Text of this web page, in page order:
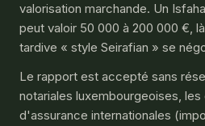
valorisation marchande. Un
peut valoir 50 000 à 200 000 €,
tardive « style Seirafian » se
Le rapport est accepté sans
notariales luxembourgeoises,
d'assurance internationales